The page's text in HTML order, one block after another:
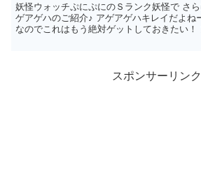
妖怪ウォッチぷにぷにのＳランク妖怪で さ
ゲアゲハのご紹介♪ アゲアゲハキレイだよね
なのでこれはもう絶対ゲットしておきたい！
スポンサーリンク